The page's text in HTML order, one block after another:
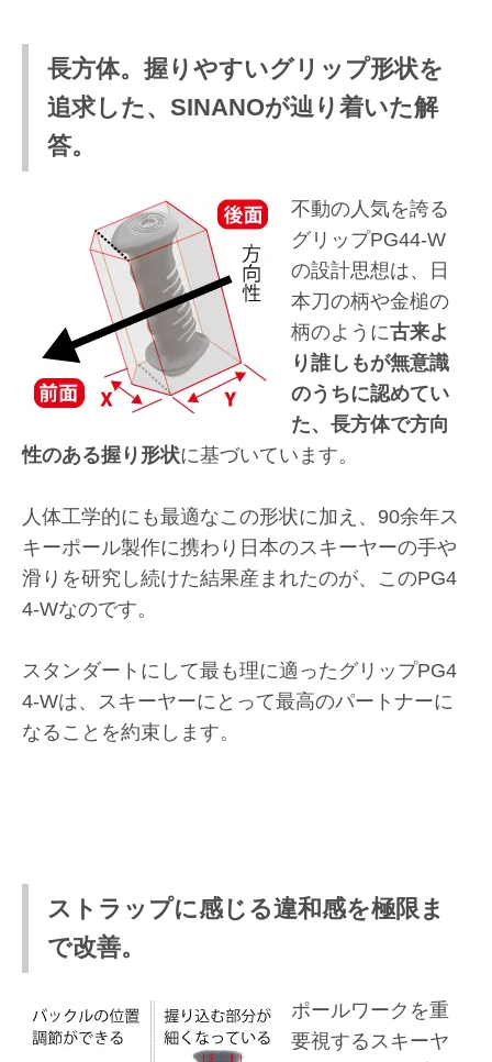
長方体。握りやすいグリップ形状を
追求した、SINANOが辿り着いた解
答。
不動の人気を誇る
グリップPG44-W
の設計思想は、日
本刀の柄や金槌の
柄のように古来よ
り誰しもが無意識
のうちに認めてい
た、長方体で方向
性のある握り形状に基づいています。
人体工学的にも最適なこの形状に加え、90余年ス
キーポール製作に携わり日本のスキーヤーの手や
滑りを研究し続けた結果産まれたのが、このPG4
4-Wなのです。
スタンダートにして最も理に適ったグリップPG4
4-Wは、スキーヤーにとって最高のパートナーに
なることを約束します。
ストラップに感じる違和感を極限ま
で改善。
ポールワークを重
要視するスキーヤ